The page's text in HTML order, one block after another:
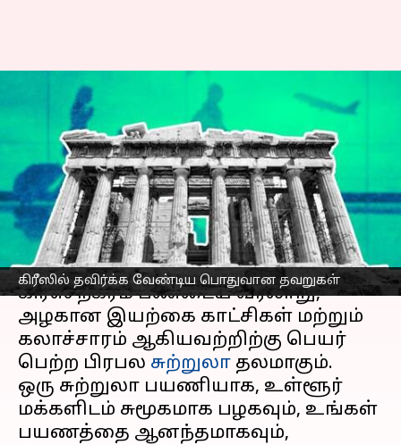
கிரீஸில் தவிர்க்க வேண்டிய பொதுவான தவறுகள்
கிரீஸிற்க்கு சுற்றுலா
செல்கிறீர்களா? நீங்கள்
தவிர்க்க வேண்டிய சில
விஷயங்கள் இதோ
எழுதியவர் Venkatalakshmi V Mar 13, 2023 02:04 pm
செய்தி முன்னோட்டம்
கிரீஸ் நகரம் பண்டைய வரலாறு,
அழகான இயற்கை காட்சிகள் மற்றும்
கலாச்சாரம் ஆகியவற்றிற்கு பெயர்
பெற்ற பிரபல சுற்றுலா தலமாகும்.
ஒரு சுற்றுலா பயணியாக, உள்ளூர்
மக்களிடம் சுமூகமாக பழகவும், உங்கள்
பயணத்தை ஆனந்தமாகவும்,